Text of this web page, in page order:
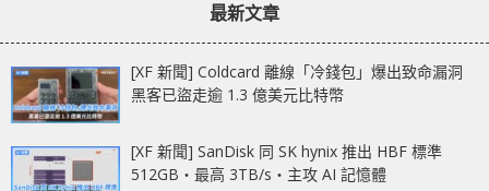
最新文章
[XF 新聞] Coldcard 離線「冷錢包」爆出致命漏洞
黑客已盜走逾 1.3 億美元比特幣
[XF 新聞] SanDisk 同 SK hynix 推出 HBF 標準
512GB‧最高 3TB/s‧主攻 AI 記憶體